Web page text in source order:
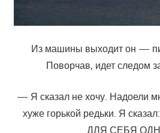
Из машины выходит он —
Поворчав, идет следом
— Я сказал не хочу. Надоели
хуже горькой редьки. Я
ДЛЯ СЕБЯ